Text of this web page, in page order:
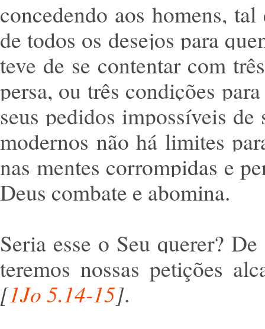
concedendo aos homens,
de todos os desejos para
teve de se contentar com
persa, ou três condições
seus pedidos impossíveis
modernos não há limites
nas mentes corrompidas e
Deus combate e abomina.
Seria esse o Seu querer?
teremos nossas petições
[1Jo 5.14-15].